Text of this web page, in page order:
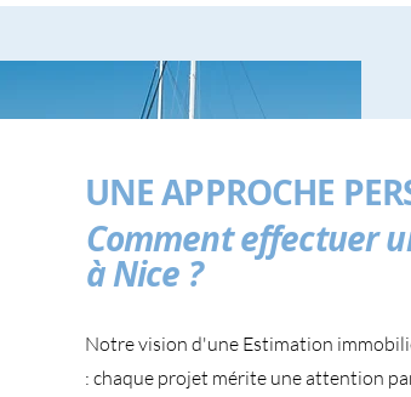
UNE APPROCHE
Comment effectuer
à Nice ?
Notre vision d'une Estimation
: chaque projet mérite une attention